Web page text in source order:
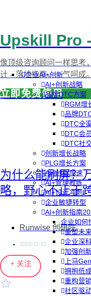
企业AI+创新
AI+创新战略
品牌DTC方案
RGM增
品牌
DTC全
DTC会
DTC社
创新增长战略
PLG增长方案
AI+创新加速
AI+管理教练
AI+设计冲刺
企业敏捷转型
AI+创新指南
企业如何
重塑未
企业深
加强创
上马
拥抱低
重构营
社区驱
Upskill Pro
像顶级咨询顾问一样思
计→落地指南，一气呵成。
立即免费使用
为什么能刷屏？
略，野心不止于
Runwise 创研院
2020-11-02
+ 关注